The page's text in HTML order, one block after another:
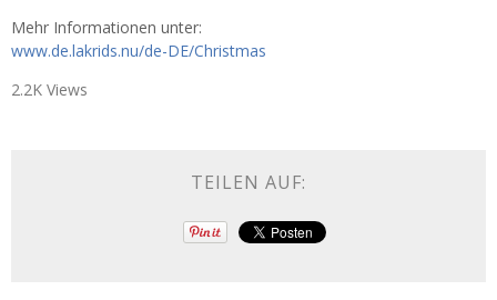
Mehr Informationen unter:
www.de.lakrids.nu/de-DE/Christmas
2.2K Views
TEILEN AUF: